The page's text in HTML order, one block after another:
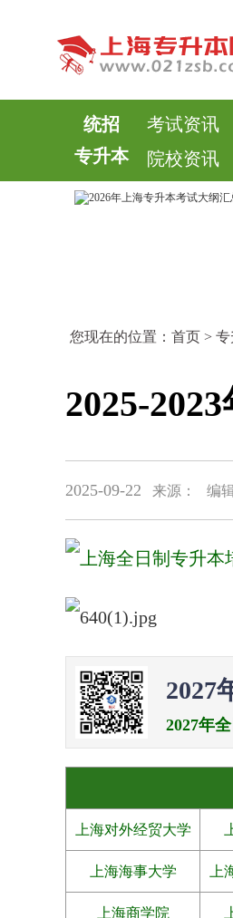
统招
专升本
考试资讯
院校资讯
您现在的位置： 首页 > 专
2025-
2025-09-22 来源： 编
2027
2027年
上海对外经贸大学
上海海事大学 上
上海商学院